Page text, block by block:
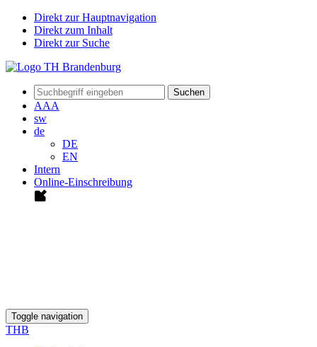
Direkt zur Hauptnavigation
Direkt zum Inhalt
Direkt zur Suche
Suchen
AAA
sw
de
DE
EN
Intern
Online-Einschreibung
Toggle navigation
THB